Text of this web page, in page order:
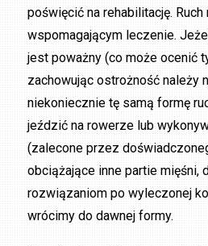
poświęcić na rehabilitację.
wspomagającym leczenie.
jest poważny (co może ocenić
zachowując ostrożność należy
niekoniecznie tę samą formę
jeździć na rowerze lub
(zalecone przez
obciążające inne partie mięśni,
rozwiązaniom po wyleczonej
wrócimy do dawnej formy.